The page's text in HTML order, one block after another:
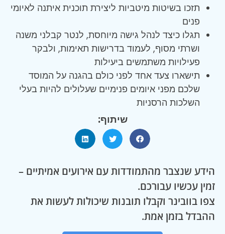
תזכו בשיטות מיטביות ליצירת תוכנית איתנה לאיומי
פנים
תגלו כיצד לנהל גישה מיוחסת, לנטר קבלני משנה
ושרתי מסוף, לעמוד בדרישות תאימות, ולבקר
פעילויות משתמשים ביעילות
תישארו צעד אחד לפני כולם בהגנה על המוסד
שלכם מפני איומים פנימיים שעלולים להיות בעלי
השלכות הרסניות
שיתוף:
הידע שנצבר מהתמודדות עם אירועים אמיתיים –
זמין עכשיו עבורכם.
צפו בוובינר וקבלו תובנות שיכולות לעשות את
ההבדל בזמן אמת.